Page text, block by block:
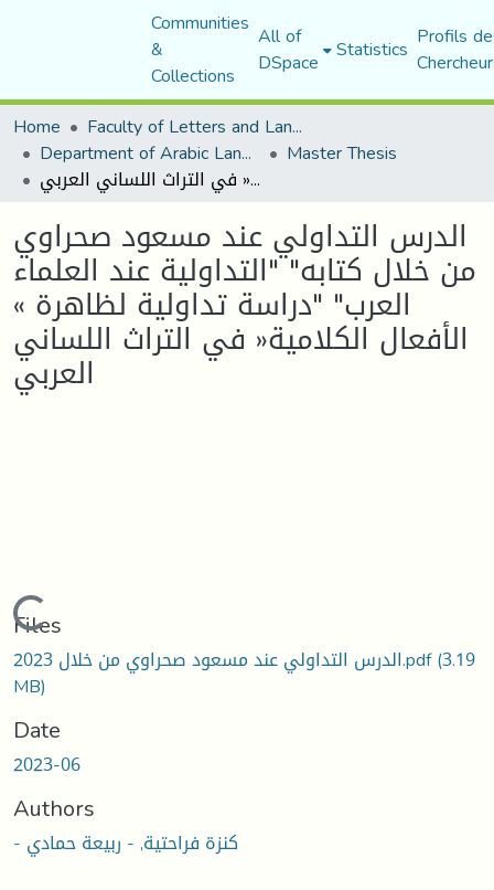
Communities
&
Collections
All of
DSpace Statistics Profils
Home
Faculty of Letters and Languages
Department of Arabic Language and Literature Master Thesis
الدرس التداولي عند مسعود صحراوي من خلال كتابه" "التداولية عند العلماء العرب" "دراسة تداولية لظاهرة » الأفعال الكلامية« في التراث اللساني العربي
الدرس التداولي عند مسعود صحراوي
من خلال كتابه" "التداولية عند العلماء
العرب" "دراسة تداولية لظاهرة »
الأفعال الكلامية« في التراث اللساني
العربي
Loading...
Files
الدرس التداولي عند مسعود صحراوي من خلال 2023.pdf(3.19
MB)
Date
2023-06
Authors
- كنزة فراحتية, - ربيعة حمادي